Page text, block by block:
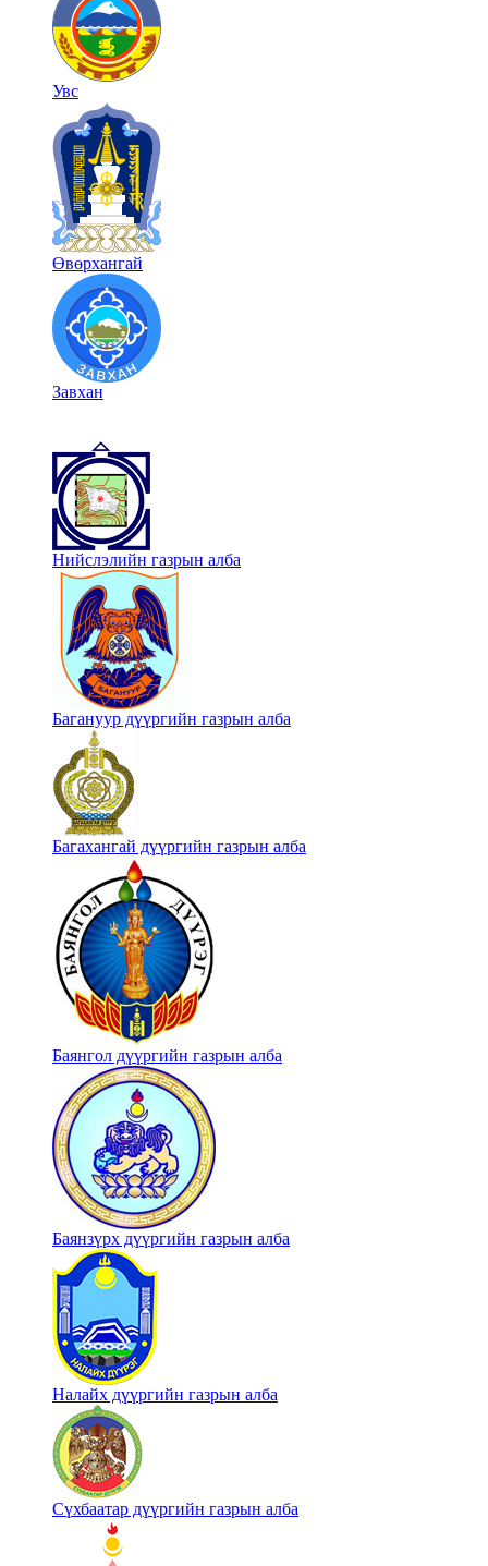
Увс
Өвөрхангай
Завхан
Нийслэлийн газрын алба
Багануур дүүргийн газрын алба
Багахангай дүүргийн газрын алба
Баянгол дүүргийн газрын алба
Баянзүрх дүүргийн газрын алба
Налайх дүүргийн газрын алба
Сүхбаатар дүүргийн газрын алба